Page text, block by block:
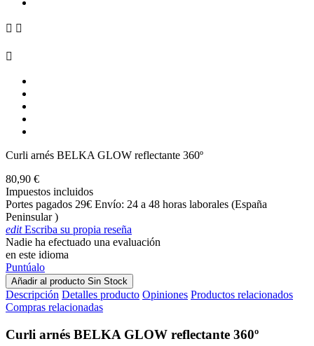
 

Curli arnés BELKA GLOW reflectante 360º
80,90 €
Impuestos incluidos
Portes pagados 29€ Envío: 24 a 48 horas laborales (España
Peninsular )
editEscriba su propia reseña
Nadie ha efectuado una evaluación
en este idioma
Puntúalo
Añadir al producto Sin Stock
Descripción Detalles producto Opiniones Productos relacionados
Compras relacionadas
Curli arnés BELKA GLOW reflectante 360º